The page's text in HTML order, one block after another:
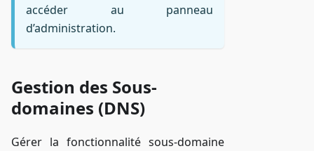
accéder au panneau
d’administration.
Gestion des Sous-
domaines (DNS)
Gérer la fonctionnalité sous-domaine